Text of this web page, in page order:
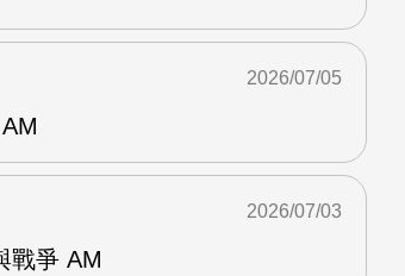
2026/07/05
戰爭 AM
2026/07/03